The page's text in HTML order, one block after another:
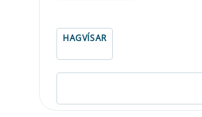
HAGVÍSAR